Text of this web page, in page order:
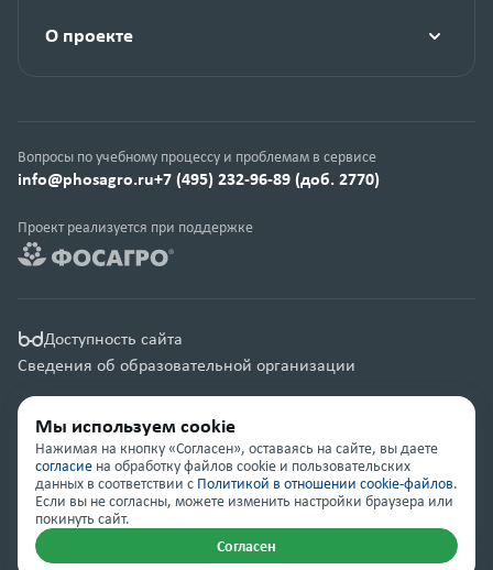
О проекте
Доступность сайта
Сведения об образовательной организации
Вопросы по учебному процессу и проблемам в сервисе
info@phosagro.ru+7 (495) 232-96-89 (доб. 2770)
Проект реализуется при поддержке
© Группа компаний «ФосАгро» 2001 — 2026
Правовая информация
Карта сайта
Мы используем cookie
Нажимая на кнопку «Согласен», оставаясь на сайте, вы даете
согласие на обработку файлов cookie и пользовательских
данных в соответствии с Политикой в отношении cookie-файлов.
Если вы не согласны, можете изменить настройки браузера или
покинуть сайт.
Согласен